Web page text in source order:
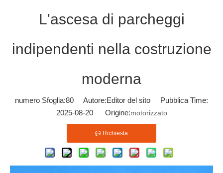
L'ascesa di parcheggi
indipendenti nella costruzione
moderna
numero Sfoglia:80 Autore:Editor del sito Pubblica Time:
2025-08-20 Origine:motorizzato
Richiesta